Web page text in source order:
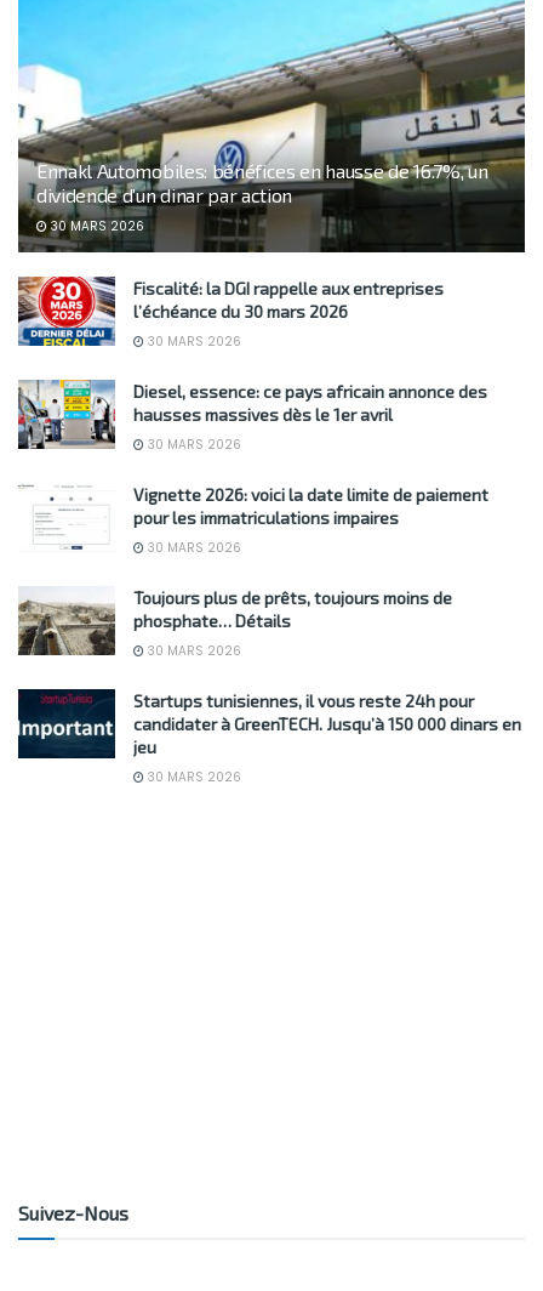
Ennakl Automobiles: bénéfices en hausse de 16.7%, un
dividende d’un dinar par action
30 MARS 2026
Fiscalité: la DGI rappelle aux entreprises
l’échéance du 30 mars 2026
30 MARS 2026
Diesel, essence: ce pays africain annonce des
hausses massives dès le 1er avril
30 MARS 2026
Vignette 2026: voici la date limite de paiement
pour les immatriculations impaires
30 MARS 2026
Toujours plus de prêts, toujours moins de
phosphate… Détails
30 MARS 2026
Startups tunisiennes, il vous reste 24h pour
candidater à GreenTECH. Jusqu’à 150 000 dinars en
jeu
30 MARS 2026
Suivez-Nous